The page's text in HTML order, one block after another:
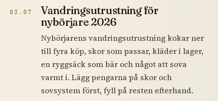
03.07
Vandringsutrustning för
nybörjare 2026
Nybörjarens vandringsutrustning kokar ner
till fyra köp, skor som passar, kläder i lager,
en ryggsäck som bär och något att sova
varmt i. Lägg pengarna på skor och
sovsystem först, fyll på resten efterhand.